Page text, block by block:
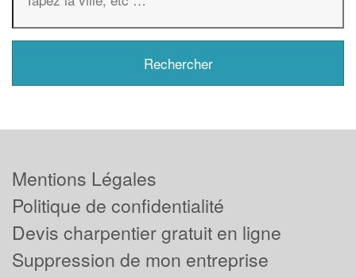
Mentions Légales
Politique de confidentialité
Devis charpentier gratuit en ligne
Suppression de mon entreprise